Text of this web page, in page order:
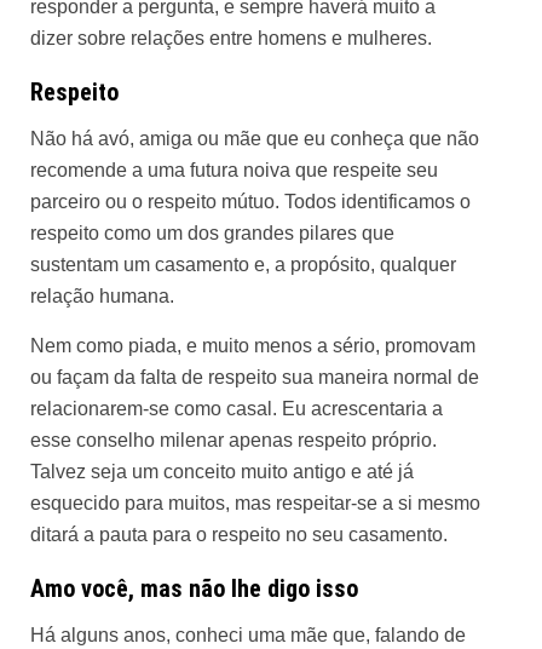
responder a pergunta, e sempre haverá muito a
dizer sobre relações entre homens e mulheres.
Respeito
Não há avó, amiga ou mãe que eu conheça que não
recomende a uma futura noiva que respeite seu
parceiro ou o respeito mútuo. Todos identificamos o
respeito como um dos grandes pilares que
sustentam um casamento e, a propósito, qualquer
relação humana.
Nem como piada, e muito menos a sério, promovam
ou façam da falta de respeito sua maneira normal de
relacionarem-se como casal. Eu acrescentaria a
esse conselho milenar apenas respeito próprio.
Talvez seja um conceito muito antigo e até já
esquecido para muitos, mas respeitar-se a si mesmo
ditará a pauta para o respeito no seu casamento.
Amo você, mas não lhe digo isso
Há alguns anos, conheci uma mãe que, falando de